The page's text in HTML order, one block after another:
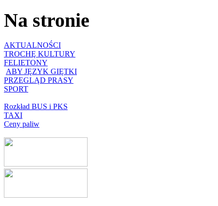
Na stronie
AKTUALNOŚCI
TROCHĘ KULTURY
FELIETONY
ABY JĘZYK GIĘTKI
PRZEGLĄD PRASY
SPORT
Rozkład BUS i PKS
TAXI
Ceny paliw